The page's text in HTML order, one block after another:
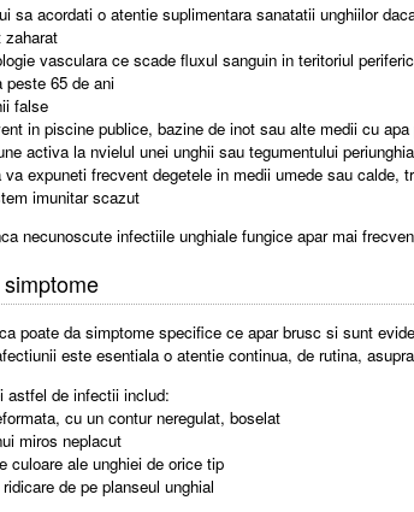
sa acordati o atentie suplimentara sanatatii unghiilor
zaharat
vasculara ce scade fluxul sanguin in teritoriul periferic
peste 65 de ani
false
in piscine publice, bazine de inot sau alte medii cu
activa la nvielul unei unghii sau tegumentului
expuneti frecvent degetele in medii umede sau calde,
imunitar scazut
necunoscute infectiile unghiale fungice apar mai
poate da simptome specifice ce apar brusc si sunt
este esentiala o atentie continua, de rutina,
astfel de infectii includ:
cu un contur neregulat, boselat
miros neplacut
culoare ale unghiei de orice tip
de pe planseul unghial